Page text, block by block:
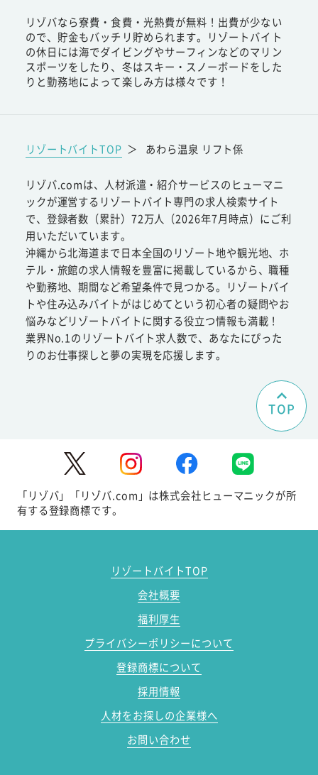
リゾバなら寮費・食費・光熱費が無料！出費が少ない
ので、貯金もバッチリ貯められます。リゾートバイト
の休日には海でダイビングやサーフィンなどのマリン
スポーツをしたり、冬はスキー・スノーボードをした
りと勤務地によって楽しみ方は様々です！
リゾートバイトTOP ＞ あわら温泉 リフト係
リゾバ.comは、人材派遣・紹介サービスのヒューマニ
ックが運営するリゾートバイト専門の求人検索サイト
で、登録者数（累計）72万人（2026年7月時点）にご利
用いただいています。
沖縄から北海道まで日本全国のリゾート地や観光地、ホ
テル・旅館の求人情報を豊富に掲載しているから、職種
や勤務地、期間など希望条件で見つかる。リゾートバイ
トや住み込みバイトがはじめてという初心者の疑問やお
悩みなどリゾートバイトに関する役立つ情報も満載！
業界No.1のリゾートバイト求人数で、あなたにぴった
りのお仕事探しと夢の実現を応援します。
TOP
「リゾバ」「リゾバ.com」は株式会社ヒューマニックが所
有する登録商標です。
リゾートバイトTOP
会社概要
福利厚生
プライバシーポリシーについて
登録商標について
採用情報
人材をお探しの企業様へ
お問い合わせ